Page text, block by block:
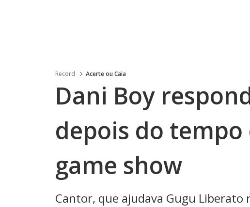
Record Acerte ou Caia
Dani Boy
depois do tempo
game show
Cantor, que ajudava Gugu Liberato